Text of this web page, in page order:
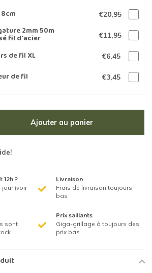
€20,95
2mm 50m
fil d'acier €11,95
de fil XL €6,45
de fil €3,45
Ajouter au panier
?
jour (voir
Livraison
Frais de livraison toujours
bas
sont
Prix saillants
Giga-grillage à toujours des
prix bas